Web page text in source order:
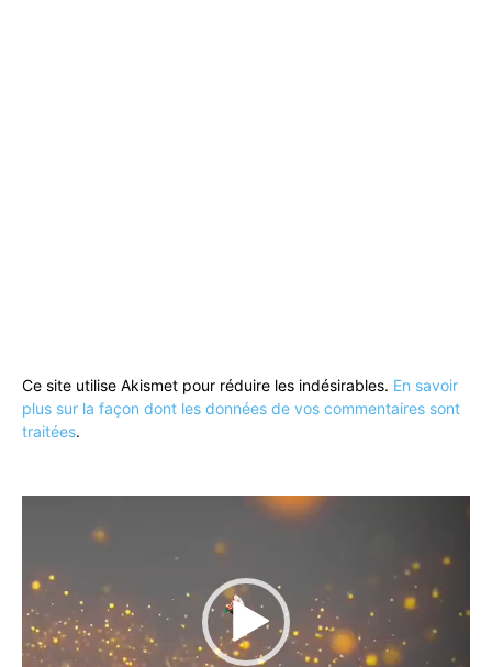
Ce site utilise Akismet pour réduire les indésirables. En savoir
plus sur la façon dont les données de vos commentaires sont
traitées.